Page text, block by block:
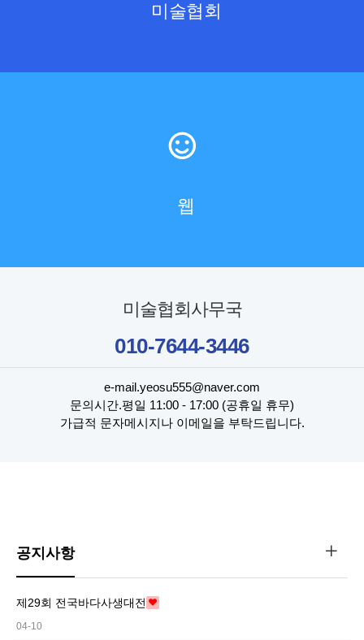
미술협회
웹
미술협회사무국
010-7644-3446
e-mail.yeosu555@naver.com
문의시간.평일 11:00 - 17:00 (공휴일 휴무)
가급적 문자메시지나 이메일을 부탁드립니다.
공지사항
제29회 전국바다사생대전
04-10